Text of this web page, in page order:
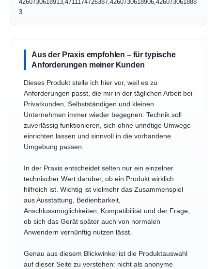
4260730618913,4711174726387,4260730618906,426073061888
3
Aus der Praxis empfohlen – für typische
Anforderungen meiner Kunden
Dieses Produkt stelle ich hier vor, weil es zu
Anforderungen passt, die mir in der täglichen Arbeit bei
Privatkunden, Selbstständigen und kleinen
Unternehmen immer wieder begegnen: Technik soll
zuverlässig funktionieren, sich ohne unnötige Umwege
einrichten lassen und sinnvoll in die vorhandene
Umgebung passen.
In der Praxis entscheidet selten nur ein einzelner
technischer Wert darüber, ob ein Produkt wirklich
hilfreich ist. Wichtig ist vielmehr das Zusammenspiel
aus Ausstattung, Bedienbarkeit,
Anschlussmöglichkeiten, Kompatibilität und der Frage,
ob sich das Gerät später auch von normalen
Anwendern vernünftig nutzen lässt.
Genau aus diesem Blickwinkel ist die Produktauswahl
auf dieser Seite zu verstehen: nicht als anonyme